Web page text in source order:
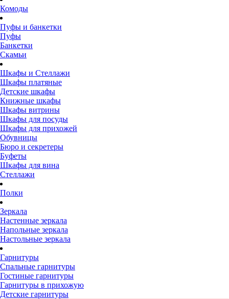
Комоды
Пуфы и банкетки
Пуфы
Банкетки
Скамьи
Шкафы и Стеллажи
Шкафы платяные
Детские шкафы
Книжные шкафы
Шкафы витрины
Шкафы для посуды
Шкафы для прихожей
Обувницы
Бюро и секретеры
Буфеты
Шкафы для вина
Стеллажи
Полки
Зеркала
Настенные зеркала
Напольные зеркала
Настольные зеркала
Гарнитуры
Спальные гарнитуры
Гостиные гарнитуры
Гарнитуры в прихожую
Детские гарнитуры